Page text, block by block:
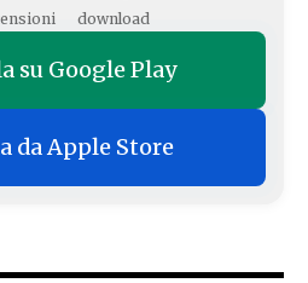
download
su Google Play
da Apple Store